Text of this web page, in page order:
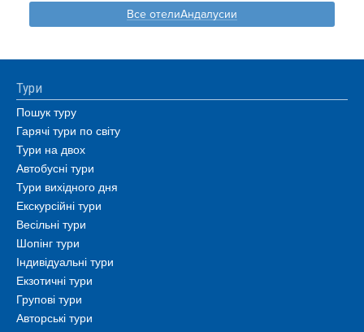
Все отелиАндалусии
Тури
Пошук туру
Гарячі тури по світу
Тури на двох
Автобусні тури
Тури вихідного дня
Екскурсійні тури
Весільні тури
Шопінг тури
Індивідуальні тури
Екзотичні тури
Групові тури
Авторські тури